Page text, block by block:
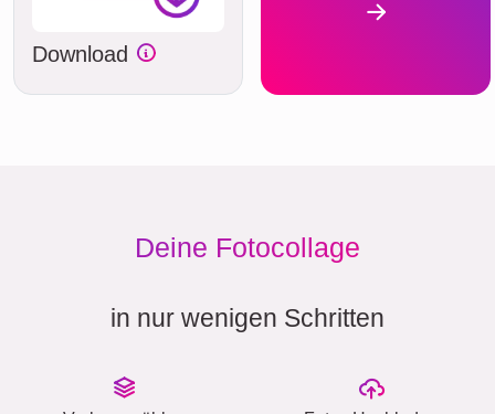
Download
Deine Fotocollage
in nur wenigen Schritten